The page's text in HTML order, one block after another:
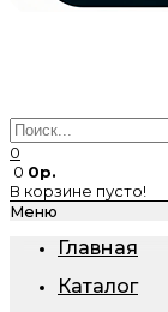
0
0 0р.
В корзине пусто!
Меню
Главная
Каталог